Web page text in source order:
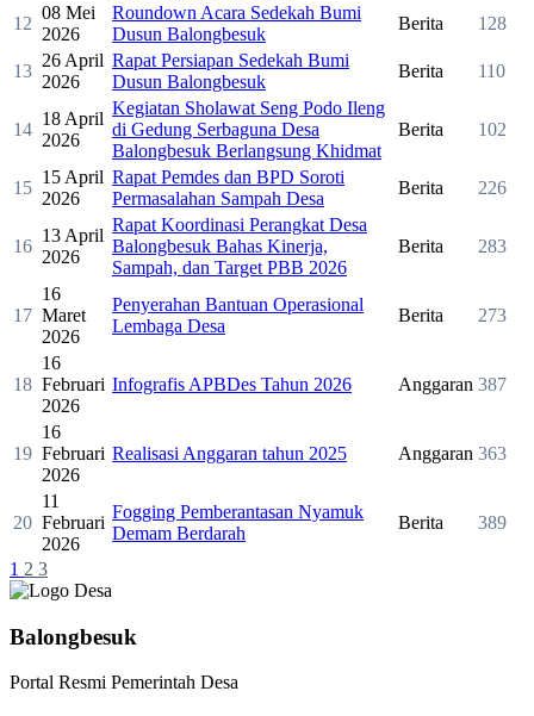
12
08 Mei
2026
Roundown Acara Sedekah Bumi
Dusun Balongbesuk
Berita 128
13
26 April
2026
Rapat Persiapan Sedekah Bumi
Dusun Balongbesuk
Berita 110
14
18 April
2026
Kegiatan Sholawat Seng Podo Ileng
di Gedung Serbaguna Desa
Balongbesuk Berlangsung Khidmat
Berita 102
15
15 April
2026
Rapat Pemdes dan BPD Soroti
Permasalahan Sampah Desa
Berita 226
16
13 April
2026
Rapat Koordinasi Perangkat Desa
Balongbesuk Bahas Kinerja,
Sampah, dan Target PBB 2026
Berita 283
17
16
Maret
2026
Penyerahan Bantuan Operasional
Lembaga Desa
Berita 273
18
16
Februari
2026
Infografis APBDes Tahun 2026 Anggaran 387
19
16
Februari
2026
Realisasi Anggaran tahun 2025 Anggaran 363
20
11
Februari
2026
Fogging Pemberantasan Nyamuk
Demam Berdarah
Berita 389
1 2 3
Balongbesuk
Portal Resmi Pemerintah Desa